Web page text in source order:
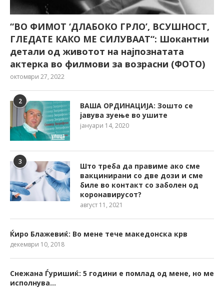
“ВО ФИМОТ ‘ДЛАБОКО ГРЛО’, ВСУШНОСТ,
ГЛЕДАТЕ КАКО МЕ СИЛУВААТ“: Шокантни
детали од животот на најпознатата
актерка во филмови за возрасни (ФОТО)
октомври 27, 2022
2
ВАША ОРДИНАЦИЈА: Зошто се
јавува зуење во ушите
јануари 14, 2020
3
Што треба да правиме ако сме
вакцинирани со две дози и сме
биле во контакт со заболен од
коронавирусот?
август 11, 2021
Ќиро Блажевиќ: Во мене тече македонска крв
декември 10, 2018
Снежана Ѓуришиќ: 5 години е помлад од мене, но ме
исполнува…